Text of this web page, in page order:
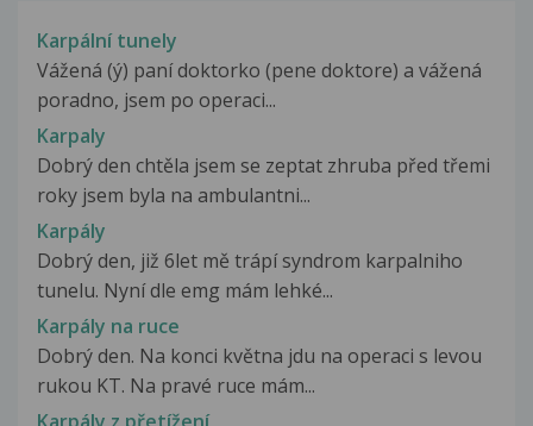
Karpální tunely
Vážená (ý) paní doktorko (pene doktore) a vážená
poradno, jsem po operaci...
Karpaly
Dobrý den chtěla jsem se zeptat zhruba před třemi
roky jsem byla na ambulantni...
Karpály
Dobrý den, již 6let mě trápí syndrom karpalniho
tunelu. Nyní dle emg mám lehké...
Karpály na ruce
Dobrý den. Na konci května jdu na operaci s levou
rukou KT. Na pravé ruce mám...